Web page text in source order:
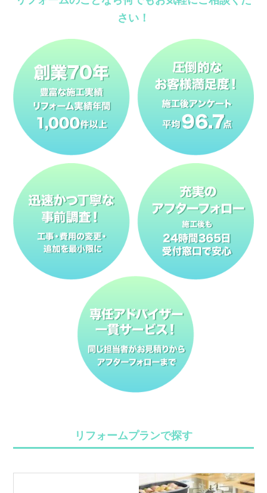
さい！
リフォームプランで探す